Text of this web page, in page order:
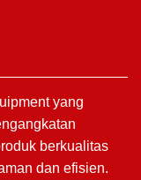
yang
berkualitas
dan efisien.